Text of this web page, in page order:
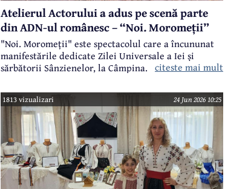
Atelierul Actorului a adus pe scenă parte
din ADN-ul românesc – “Noi. Moromeții”
"Noi. Moromeții" este spectacolul care a încununat
manifestările dedicate Zilei Universale a Iei și
sărbătorii Sânzienelor, la Câmpina. Atelierul
românesc. Pentru că el, Ilie Moromete, cu toată
familia lui, cu satul lui, cu poiana lui, cu prietenii și
vecinii, el, Moromete, e parte din noi...
citeste mai mult
1813 vizualizari 24 Jun 2026 10:25